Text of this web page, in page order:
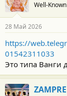
Well-
28 Май 2026
https://
01542311033
Это типа Ванги